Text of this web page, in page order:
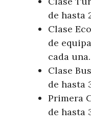
de hasta
Clase
de
cada una.
Clase
de hasta
Primera
de hasta